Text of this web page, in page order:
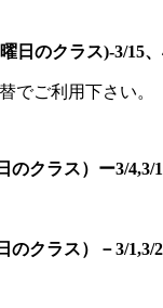
日のクラス)-3/15、
でご利用下さい。
のクラス）ー3/4,3/
のクラス）－3/1,3/